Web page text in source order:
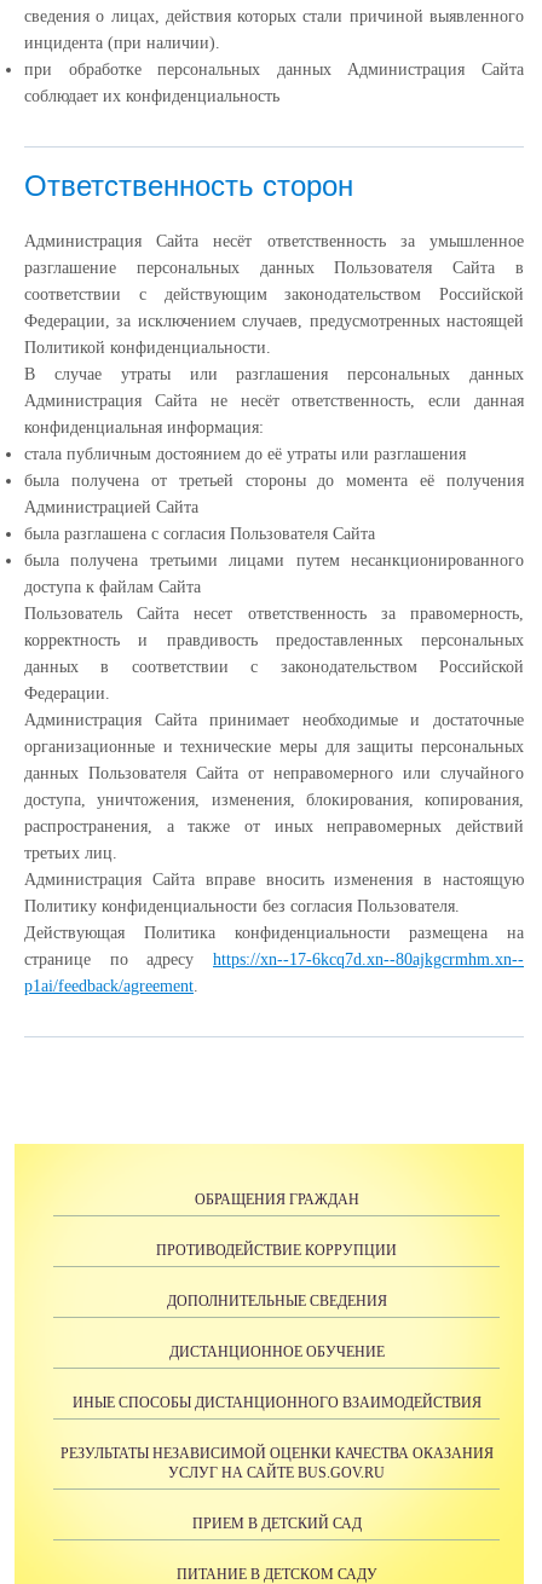
сведения о лицах, действия которых стали причиной выявленного
инцидента (при наличии).
при обработке персональных данных Администрация Сайта
соблюдает их конфиденциальность
Ответственность сторон
Администрация Сайта несёт ответственность за умышленное
разглашение персональных данных Пользователя Сайта в
соответствии с действующим законодательством Российской
Федерации, за исключением случаев, предусмотренных настоящей
Политикой конфиденциальности.
В случае утраты или разглашения персональных данных
Администрация Сайта не несёт ответственность, если данная
конфиденциальная информация:
cтала публичным достоянием до её утраты или разглашения
была получена от третьей стороны до момента её получения
Администрацией Сайта
была разглашена с согласия Пользователя Сайта
была получена третьими лицами путем несанкционированного
доступа к файлам Сайта
Пользователь Сайта несет ответственность за правомерность,
корректность и правдивость предоставленных персональных
данных в соответствии с законодательством Российской
Федерации.
Администрация Сайта принимает необходимые и достаточные
организационные и технические меры для защиты персональных
данных Пользователя Сайта от неправомерного или случайного
доступа, уничтожения, изменения, блокирования, копирования,
распространения, а также от иных неправомерных действий
третьих лиц.
Администрация Сайта вправе вносить изменения в настоящую
Политику конфиденциальности без согласия Пользователя.
Действующая Политика конфиденциальности размещена на
странице по адресу https://xn--17-6kcq7d.xn--80ajkgcrmhm.xn--
p1ai/feedback/agreement.
ОБРАЩЕНИЯ ГРАЖДАН
ПРОТИВОДЕЙСТВИЕ КОРРУПЦИИ
ДОПОЛНИТЕЛЬНЫЕ СВЕДЕНИЯ
ДИСТАНЦИОННОЕ ОБУЧЕНИЕ
ИНЫЕ СПОСОБЫ ДИСТАНЦИОННОГО ВЗАИМОДЕЙСТВИЯ
РЕЗУЛЬТАТЫ НЕЗАВИСИМОЙ ОЦЕНКИ КАЧЕСТВА ОКАЗАНИЯ
УСЛУГ НА САЙТE BUS.GOV.RU
ПРИЕМ В ДЕТСКИЙ САД
ПИТАНИЕ В ДЕТСКОМ САДУ